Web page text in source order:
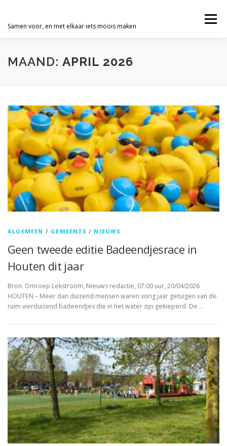
Samen voor, en met elkaar iets moois maken
Menu
HOME NIEUWS EASY AS ORANGE
MAAND: APRIL 2026
ALGEMEEN / GEMEENTE / NIEUWS
Geen tweede editie Badeendjesrace in
Houten dit jaar
Bron: Omroep Lekstroom, Nieuws redactie, 07:00 uur, 20/04/2026
HOUTEN – Meer dan duizend mensen waren vorig jaar getuigen van de
ruim vierduizend badeendjes die in het water zijn gekieperd. De …